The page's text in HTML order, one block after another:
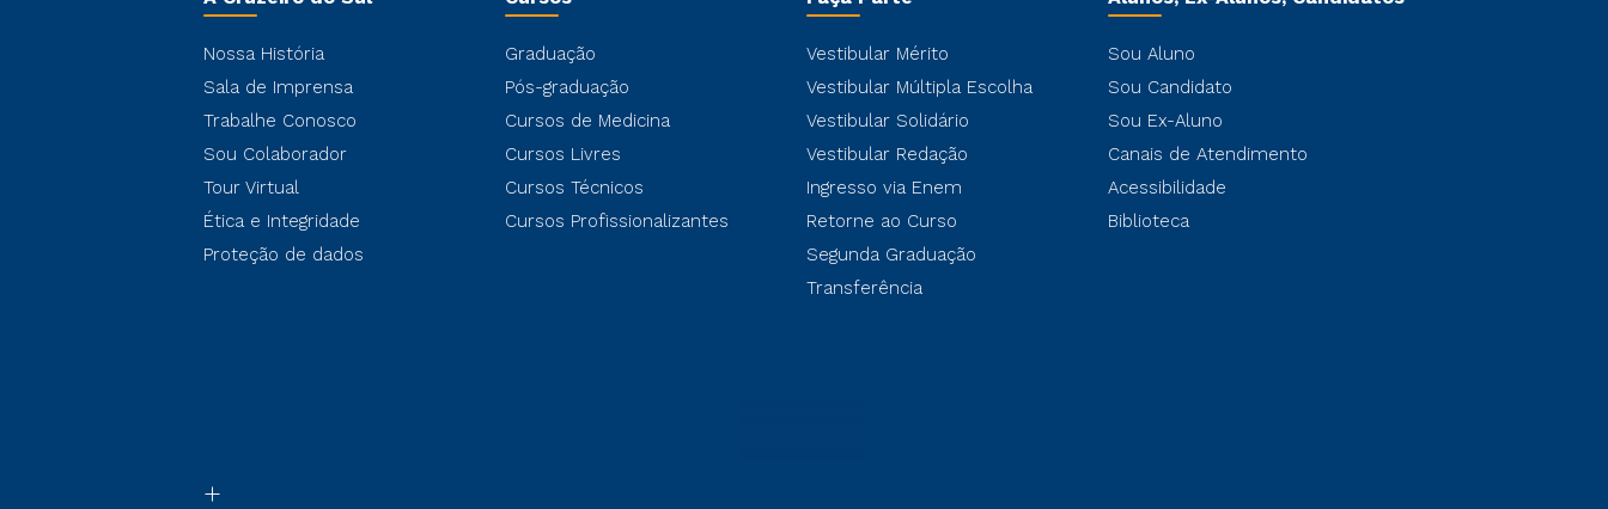
Nossa História
Sala de Imprensa
Trabalhe Conosco
Sou Colaborador
Tour Virtual
Ética e Integridade
Proteção de dados
Graduação
Pós-graduação
Cursos de Medicina
Cursos Livres
Cursos Técnicos
Cursos Profissionalizantes
Vestibular Mérito
Vestibular Múltipla Escolha
Vestibular Solidário
Vestibular Redação
Ingresso via Enem
Retorne ao Curso
Segunda Graduação
Transferência
Sou Aluno
Sou Candidato
Sou Ex-Aluno
Canais de Atendimento
Acessibilidade
Biblioteca